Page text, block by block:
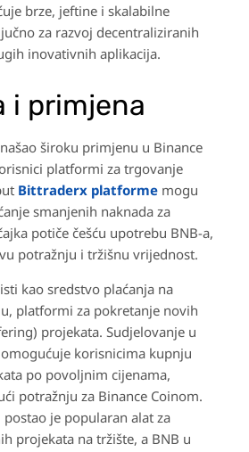
brze, jeftine i skalabilne
za razvoj decentraliziranih
inovativnih aplikacija.
i primjena
široku primjenu u Binance
platformi za trgovanje
Bittraderx platforme mogu
smanjenih naknada za
potiče češću upotrebu BNB-a,
potražnju i tržišnu vrijednost.
kao sredstvo plaćanja na
platformi za pokretanje novih
projekata. Sudjelovanje u
korisnicima kupnju
po povoljnim cijenama,
potražnju za Binance Coinom.
postao je popularan alat za
projekata na tržište, a BNB u